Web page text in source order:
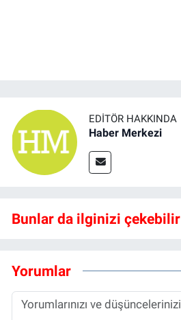
EDITÖR HAKKINDA
Haber Merkezi
Bunlar da ilginizi çekebilir
Yorumlar